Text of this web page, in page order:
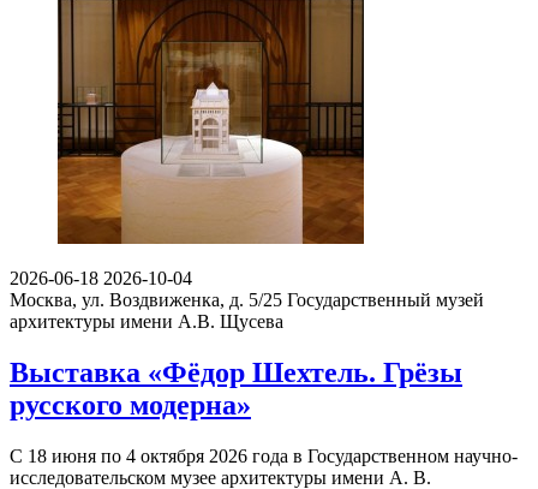
2026-06-18 2026-10-04
Москва, ул. Воздвиженка, д. 5/25 Государственный музей
архитектуры имени А.В. Щусева
Выставка «Фёдор Шехтель. Грёзы
русского модерна»
С 18 июня по 4 октября 2026 года в Государственном научно-
исследовательском музее архитектуры имени А. В.